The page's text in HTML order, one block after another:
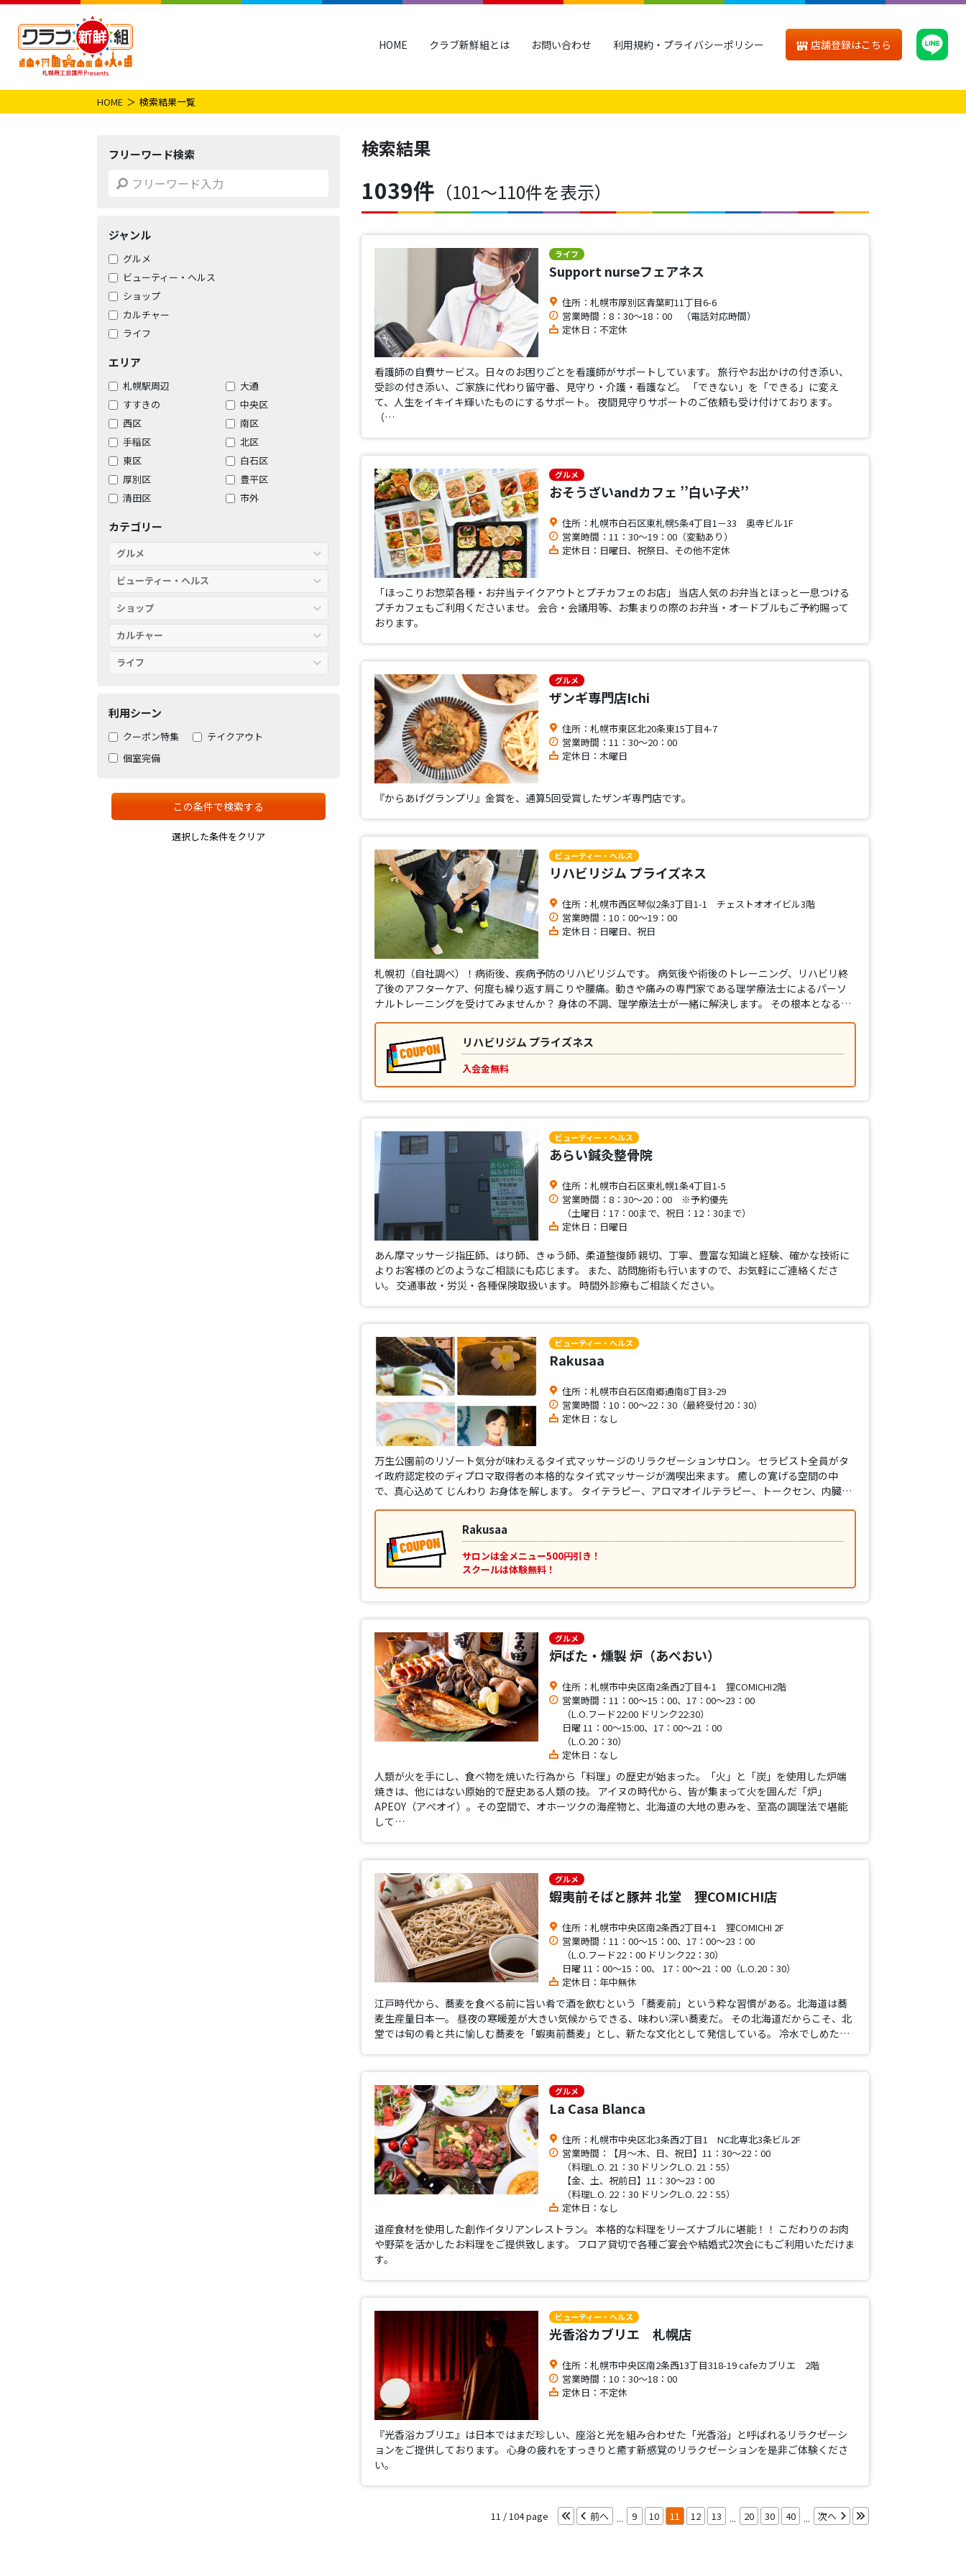
HOME クラブ新鮮組とは お問い合わせ 利用規約・プライバシーポリシー 店舗登録はこちら
HOME 検索結果一覧
フリーワード検索
ジャンル
グルメ
ビューティー・ヘルス
ショップ
カルチャー
ライフ
エリア
札幌駅周辺
大通
すすきの
中央区
西区
南区
手稲区
北区
東区
白石区
厚別区
豊平区
清田区
市外
カテゴリー
グルメ
ビューティー・ヘルス
ショップ
カルチャー
ライフ
利用シーン
クーポン特集
テイクアウト
個室完備
この条件で検索する
選択した条件をクリア
検索結果
1039件 （101〜110件を表示）
ライフ
Support nurseフェアネス
住所：札幌市厚別区青葉町11丁目6-6
営業時間：8：30～18：00 （電話対応時間）
定休日：不定休
看護師の自費サービス。日々のお困りごとを看護師がサポートしています。 旅行やお出かけの付き添い、
受診の付き添い、ご家族に代わり留守番、見守り・介護・看護など。 「できない」を「できる」に変え
て、人生をイキイキ輝いたものにするサポート。 夜間見守りサポートのご依頼も受け付けております。
（…
グルメ
おそうざいandカフェ ’’白い子犬’’
住所：札幌市白石区東札幌5条4丁目1－33 奥寺ビル1F
営業時間：11：30～19：00（変動あり）
定休日：日曜日、祝祭日、その他不定休
「ほっこりお惣菜各種・お弁当テイクアウトとプチカフェのお店」 当店人気のお弁当とほっと一息つける
プチカフェもご利用くださいませ。 会合・会議用等、お集まりの際のお弁当・オードブルもご予約賜って
おります。
グルメ
ザンギ専門店Ichi
住所：札幌市東区北20条東15丁目4-7
営業時間：11：30～20：00
定休日：木曜日
『からあげグランプリ』金賞を、通算5回受賞したザンギ専門店です。
ビューティー・ヘルス
リハビリジム プライズネス
住所：札幌市西区琴似2条3丁目1-1 チェストオオイビル3階
営業時間：10：00～19：00
定休日：日曜日、祝日
札幌初（自社調べ）！病術後、疾病予防のリハビリジムです。 病気後や術後のトレーニング、リハビリ終
了後のアフターケア、何度も繰り返す肩こりや腰痛。動きや痛みの専門家である理学療法士によるパーソ
ナルトレーニングを受けてみませんか？ 身体の不調、理学療法士が一緒に解決します。 その根本となる…
リハビリジム プライズネス
入会金無料
ビューティー・ヘルス
あらい鍼灸整骨院
住所：札幌市白石区東札幌1条4丁目1-5
営業時間：8：30～20：00 ※予約優先
（土曜日：17：00まで、祝日：12：30まで）
定休日：日曜日
あん摩マッサージ指圧師、はり師、きゅう師、柔道整復師 親切、丁寧、豊富な知識と経験、確かな技術に
よりお客様のどのようなご相談にも応じます。 また、訪問施術も行いますので、お気軽にご連絡くださ
い。 交通事故・労災・各種保険取扱います。 時間外診療もご相談ください。
ビューティー・ヘルス
Rakusaa
住所：札幌市白石区南郷通南8丁目3-29
営業時間：10：00～22：30（最終受付20：30）
定休日：なし
万生公園前のリゾート気分が味わえるタイ式マッサージのリラクゼーションサロン。 セラピスト全員がタ
イ政府認定校のディプロマ取得者の本格的なタイ式マッサージが満喫出来ます。 癒しの寛げる空間の中
で、真心込めて じんわり お身体を解します。 タイテラピー、アロマオイルテラピー、トークセン、内臓…
Rakusaa
サロンは全メニュー500円引き！
スクールは体験無料！
グルメ
炉ばた・燻製 炉（あぺおい）
住所：札幌市中央区南2条西2丁目4-1 狸COMICHI2階
営業時間：11：00〜15：00、17：00〜23：00
（L.O.フード22:00 ドリンク22:30）
日曜 11：00～15:00、17：00～21：00
（L.O.20：30）
定休日：なし
人類が火を手にし、食べ物を焼いた行為から「料理」の歴史が始まった。「火」と「炭」を使用した炉端
焼きは、他にはない原始的で歴史ある人類の技。 アイヌの時代から、皆が集まって火を囲んだ「炉」
APEOY（アぺオイ）。その空間で、オホーツクの海産物と、北海道の大地の恵みを、至高の調理法で堪能
して…
グルメ
蝦夷前そばと豚丼 北堂 狸COMICHI店
住所：札幌市中央区南2条西2丁目4-1 狸COMICHI 2F
営業時間：11：00～15：00、17：00～23：00
（L.O.フード22：00 ドリンク22：30）
日曜 11：00～15：00、 17：00～21：00（L.O.20：30）
定休日：年中無休
江戸時代から、蕎麦を食べる前に旨い肴で酒を飲むという「蕎麦前」という粋な習慣がある。北海道は蕎
麦生産量日本一。 昼夜の寒暖差が大きい気候からできる、味わい深い蕎麦だ。 その北海道だからこそ、北
堂では旬の肴と共に愉しむ蕎麦を「蝦夷前蕎麦」とし、新たな文化として発信している。 冷水でしめた…
グルメ
La Casa Blanca
住所：札幌市中央区北3条西2丁目1 NC北専北3条ビル2F
営業時間：【月～木、日、祝日】11：30～22：00
（料理L.O. 21：30 ドリンクL.O. 21：55）
【金、土、祝前日】11：30～23：00
（料理L.O. 22：30 ドリンクL.O. 22：55）
定休日：なし
道産食材を使用した創作イタリアンレストラン。 本格的な料理をリーズナブルに堪能！！ こだわりのお肉
や野菜を活かしたお料理をご提供致します。 フロア貸切で各種ご宴会や結婚式2次会にもご利用いただけま
す。
ビューティー・ヘルス
光香浴カブリエ 札幌店
住所：札幌市中央区南2条西13丁目318-19 cafeカブリエ 2階
営業時間：10：30～18：00
定休日：不定休
『光香浴カブリエ』は日本ではまだ珍しい、座浴と光を組み合わせた「光香浴」と呼ばれるリラクゼーシ
ョンをご提供しております。 心身の疲れをすっきりと癒す新感覚のリラクゼーションを是非ご体験くださ
い。
11 / 104 前へ ... 9 10 11 12 13 ... 20 30 40 ... 次へ